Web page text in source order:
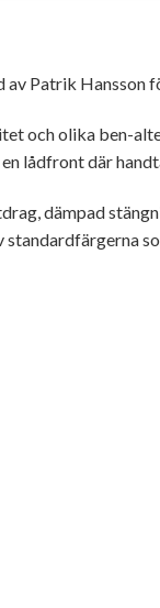
Patrik Hansson
och olika ben-
lådfront där
dämpad